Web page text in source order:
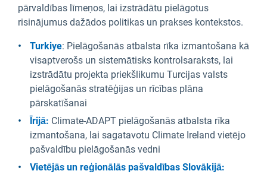
pārvaldības līmeņos, lai izstrādātu pielāgotus
risinājumus dažādos politikas un prakses kontekstos.
Turkiye: Pielāgošanās atbalsta rīka izmantošana kā
visaptverošs un sistemātisks kontrolsaraksts, lai
izstrādātu projekta priekšlikumu Turcijas valsts
pielāgošanās stratēģijas un rīcības plāna
pārskatīšanai
Īrijā: Climate-ADAPT pielāgošanās atbalsta rīka
izmantošana, lai sagatavotu Climate Ireland vietējo
pašvaldību pielāgošanās vedni
Vietējās un reģionālās pašvaldības Slovākijā: